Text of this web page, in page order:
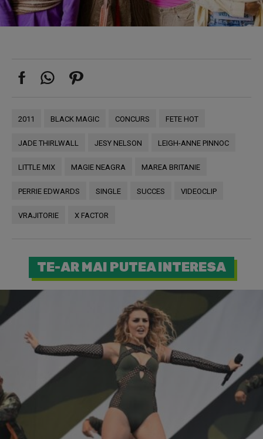
2011 BLACK MAGIC CONCURS FETE HOT
JADE THIRLWALL JESY NELSON LEIGH-ANNE PINNOC
LITTLE MIX MAGIE NEAGRA MAREA BRITANIE
PERRIE EDWARDS SINGLE SUCCES VIDEOCLIP
VRAJITORIE X FACTOR
TE-AR MAI PUTEA INTERESA